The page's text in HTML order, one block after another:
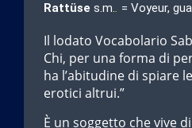
Rattüse s.m.. = Voyeur,
Il lodato Vocabolario
Chi, per una forma di
ha l’abitudine di spiare
erotici altrui.”
È un soggetto che vive